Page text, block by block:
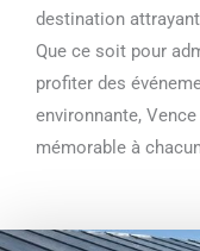
destination
Que ce soit pour
profiter des
environnante,
mémorable à